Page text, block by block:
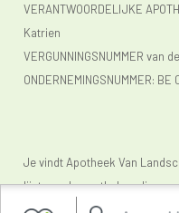
VERANTWOORDELIJKE
Katrien
VERGUNNINGSNUMMER van
ONDERNEMINGSNUMMER: BE
Je vindt Apotheek Van
lijst van de apotheken die
(www.fagg.be)controleert de